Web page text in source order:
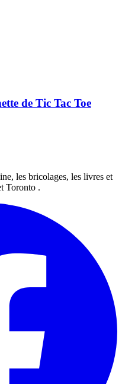
de Tic Tac Toe
les bricolages, les livres et
Toronto .